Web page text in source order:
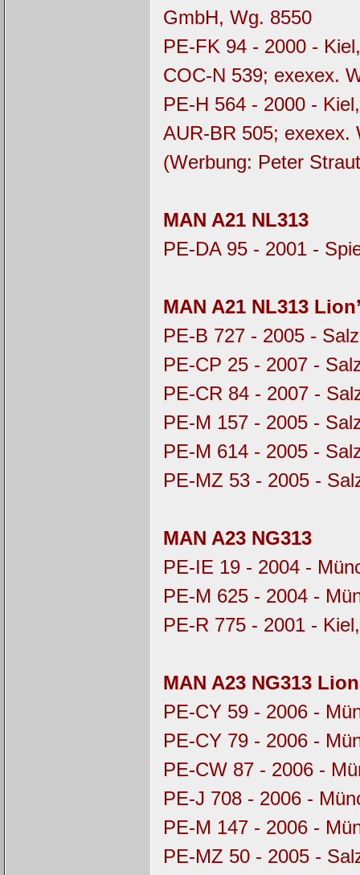
GmbH, Wg. 8550
PE-FK 94 - 2000 -
COC-N 539; exexex.
PE-H 564 - 2000 -
AUR-BR 505; exexex.
(Werbung: Peter
MAN A21 NL313
PE-DA 95 - 2001 -
MAN A21 NL313
PE-B 727 - 2005 -
PE-CP 25 - 2007 -
PE-CR 84 - 2007 -
PE-M 157 - 2005 -
PE-M 614 - 2005 -
PE-MZ 53 - 2005 -
MAN A23 NG313
PE-IE 19 - 2004 -
PE-M 625 - 2004 -
PE-R 775 - 2001 -
MAN A23 NG313
PE-CY 59 - 2006 -
PE-CY 79 - 2006 -
PE-CW 87 - 2006 -
PE-J 708 - 2006 -
PE-M 147 - 2006 -
PE-MZ 50 - 2005 -